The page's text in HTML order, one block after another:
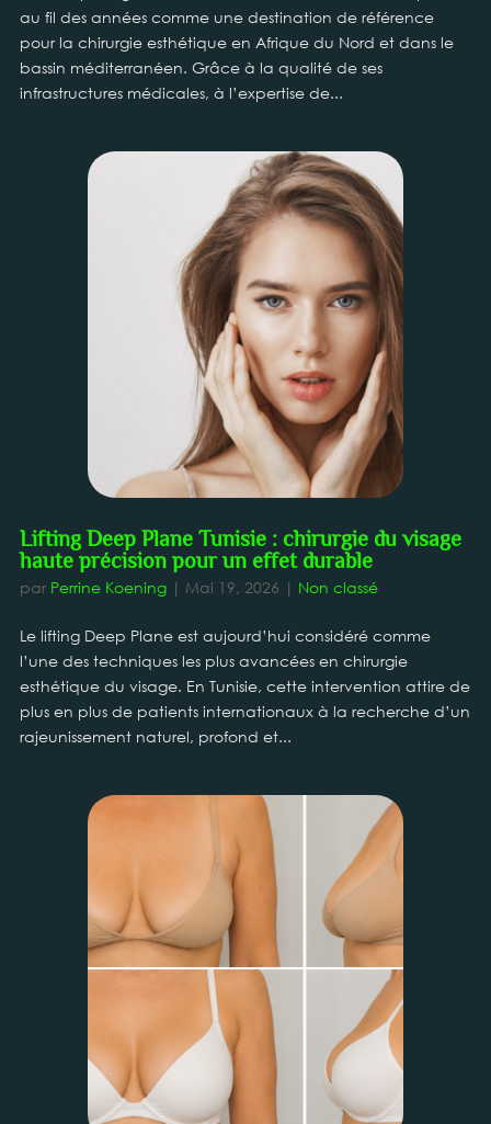
au fil des années comme une destination de référence
pour la chirurgie esthétique en Afrique du Nord et dans le
bassin méditerranéen. Grâce à la qualité de ses
infrastructures médicales, à l’expertise de...
Lifting Deep Plane Tunisie : chirurgie du visage
haute précision pour un effet durable
par Perrine Koening| Mai 19, 2026 | Non classé
Le lifting Deep Plane est aujourd’hui considéré comme
l’une des techniques les plus avancées en chirurgie
esthétique du visage. En Tunisie, cette intervention attire de
plus en plus de patients internationaux à la recherche d’un
rajeunissement naturel, profond et...